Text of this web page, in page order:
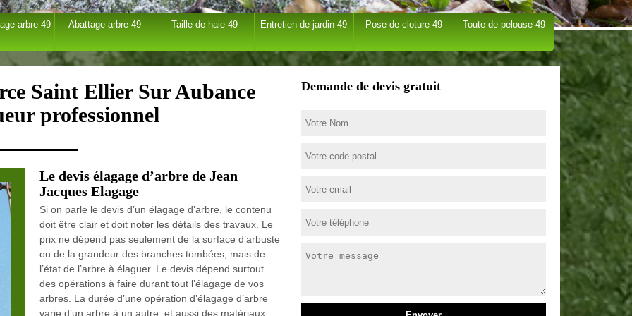
arbre 49 Abattage arbre 49 Taille de haie 49 Entretien de jardin 49 Pose de cloture 49 Toute de pelouse 49
Saint Ellier Sur Aubance
professionnel
Le devis élagage d’arbre de Jean
Jacques Elagage
Si on parle le devis d’un élagage d’arbre, le contenu
doit être clair et doit noter les détails des travaux. Le
prix ne dépend pas seulement de la surface d’arbuste
ou de la grandeur des branches tombées, mais de
l’état de l’arbre à élaguer. Le devis dépend surtout
des opérations à faire durant tout l’élagage de vos
arbres. La durée d’une opération d’élagage d’arbre
varie d’un arbre à un autre, et aussi des matériaux
Demande de devis gratuit